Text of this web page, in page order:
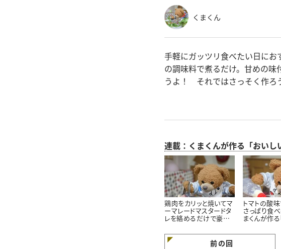
くまくん
手軽にガッツリ食べたい日に
の調味料で煮るだけ。甘めの
うよ！ それではさっそく作ろ
連載：くまくんが作る「おいし
鶏肉をカリッと焼いてマ
ーマレードマスタードタ
レを絡めるだけで豪華
る簡単鶏肉のマーマレ
ードマスタード焼きレシ
トマトの酸
さっぱり食べ
まくんが作る
前の回